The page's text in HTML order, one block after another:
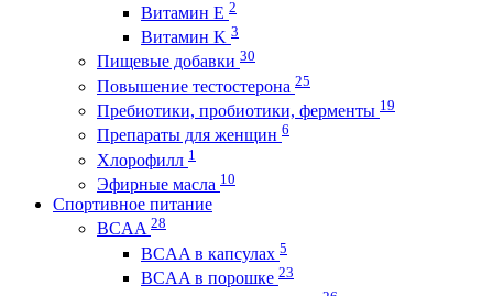
Витамин E 2
Витамин K 3
Пищевые добавки 30
Повышение тестостерона 25
Пребиотики, пробиотики, ферменты 19
Препараты для женщин 6
Хлорофилл 1
Эфирные масла 10
Спортивное питание
BCAA 28
BCAA в капсулах 5
BCAA в порошке 23